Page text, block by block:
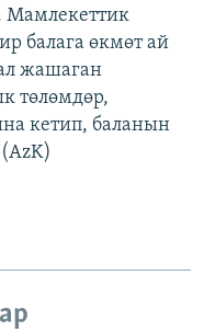
Мамлекеттик
балага өкмөт ай
жашаган
төлөмдөр,
кетип, баланын